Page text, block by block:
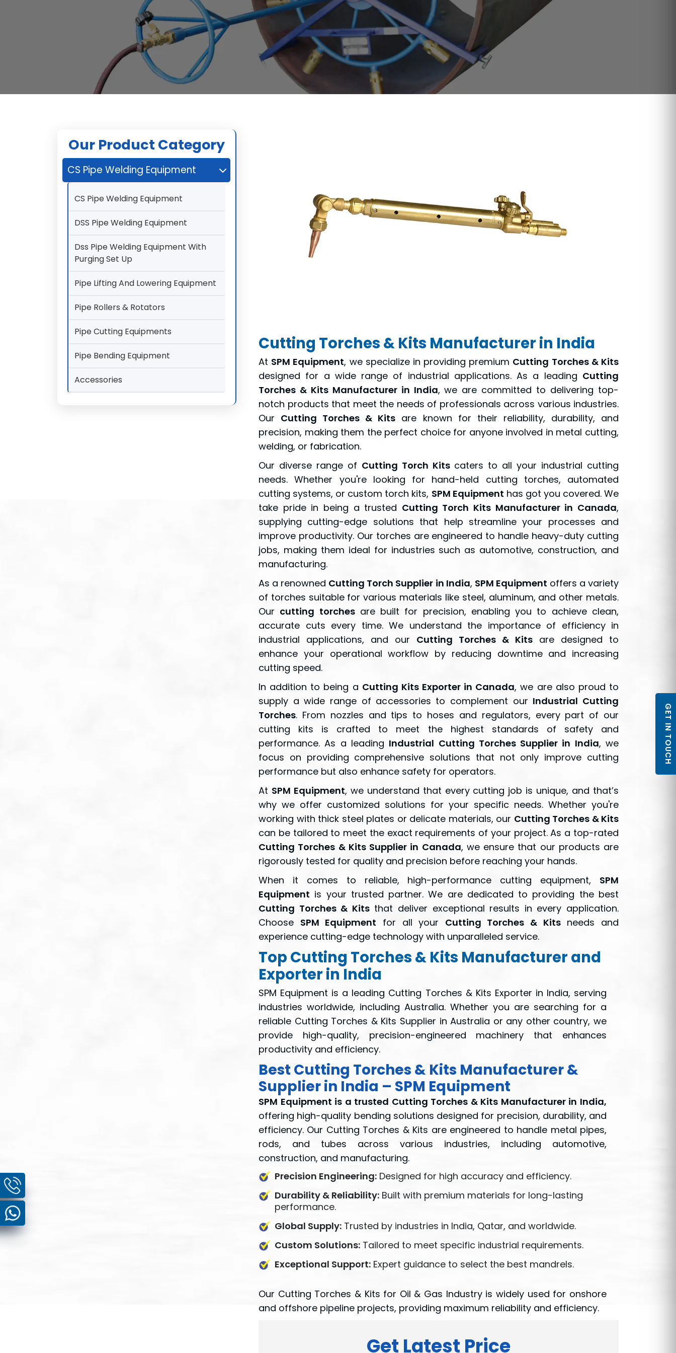
Our Product Category
CS Pipe Welding Equipment
CS Pipe Welding Equipment
DSS Pipe Welding Equipment
Dss Pipe Welding Equipment With
Purging Set Up
Pipe Lifting And Lowering Equipment
Pipe Rollers & Rotators
Pipe Cutting Equipments
Pipe Bending Equipment
Accessories
Cutting Torches & Kits Manufacturer in India
At SPM Equipment, we specialize in providing premium Cutting Torches & Kits
designed for a wide range of industrial applications. As a leading Cutting
Torches & Kits Manufacturer in India, we are committed to delivering top-
notch products that meet the needs of professionals across various industries.
Our Cutting Torches & Kits are known for their reliability, durability, and
precision, making them the perfect choice for anyone involved in metal cutting,
welding, or fabrication.
Our diverse range of Cutting Torch Kitscaters to all your industrial cutting
needs. Whether you're looking for hand-held cutting torches, automated
cutting systems, or custom torch kits, SPM Equipment has got you covered. We
take pride in being a trusted Cutting Torch Kits Manufacturer in Canada,
supplying cutting-edge solutions that help streamline your processes and
improve productivity. Our torches are engineered to handle heavy-duty cutting
jobs, making them ideal for industries such as automotive, construction, and
manufacturing.
As a renowned Cutting Torch Supplier in India, SPM Equipment offers a variety
of torches suitable for various materials like steel, aluminum, and other metals.
Our cutting torchesare built for precision, enabling you to achieve clean,
accurate cuts every time. We understand the importance of efficiency in
industrial applications, and our Cutting Torches & Kits are designed to
enhance your operational workflow by reducing downtime and increasing
cutting speed.
In addition to being a Cutting Kits Exporter in Canada, we are also proud to
supply a wide range of accessories to complement our Industrial Cutting
Torches. From nozzles and tips to hoses and regulators, every part of our
cutting kits is crafted to meet the highest standards of safety and
performance. As a leading Industrial Cutting Torches Supplier in India, we
focus on providing comprehensive solutions that not only improve cutting
performance but also enhance safety for operators.
At SPM Equipment, we understand that every cutting job is unique, and that’s
why we offer customized solutions for your specific needs. Whether you're
working with thick steel plates or delicate materials, our Cutting Torches & Kits
can be tailored to meet the exact requirements of your project. As a top-rated
Cutting Torches & Kits Supplier in Canada, we ensure that our products are
rigorously tested for quality and precision before reaching your hands.
When it comes to reliable, high-performance cutting equipment, SPM
Equipment is your trusted partner. We are dedicated to providing the best
Cutting Torches & Kitsthat deliver exceptional results in every application.
Choose SPM Equipment for all your Cutting Torches & Kitsneeds and
experience cutting-edge technology with unparalleled service.
Top Cutting Torches & Kits Manufacturer and
Exporter in India
SPM Equipment is a leading Cutting Torches & Kits Exporter in India, serving
industries worldwide, including Australia. Whether you are searching for a
reliable Cutting Torches & Kits Supplier in Australia or any other country, we
provide high-quality, precision-engineered machinery that enhances
productivity and efficiency.
Best Cutting Torches & Kits Manufacturer &
Supplier in India – SPM Equipment
SPM Equipment is a trusted Cutting Torches & Kits Manufacturer in India,
offering high-quality bending solutions designed for precision, durability, and
efficiency. Our Cutting Torches & Kits are engineered to handle metal pipes,
rods, and tubes across various industries, including automotive,
construction, and manufacturing.
Precision Engineering: Designed for high accuracy and efficiency.
Durability & Reliability: Built with premium materials for long-lasting
performance.
Global Supply: Trusted by industries in India, Qatar, and worldwide.
Custom Solutions: Tailored to meet specific industrial requirements.
Exceptional Support: Expert guidance to select the best mandrels.
Our Cutting Torches & Kits for Oil & Gas Industry is widely used for onshore
and offshore pipeline projects, providing maximum reliability and efficiency.
Get Latest Price
GET IN TOUCH